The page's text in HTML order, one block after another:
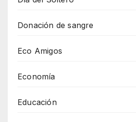
Donación de sangre
Eco Amigos
Economía
Educación